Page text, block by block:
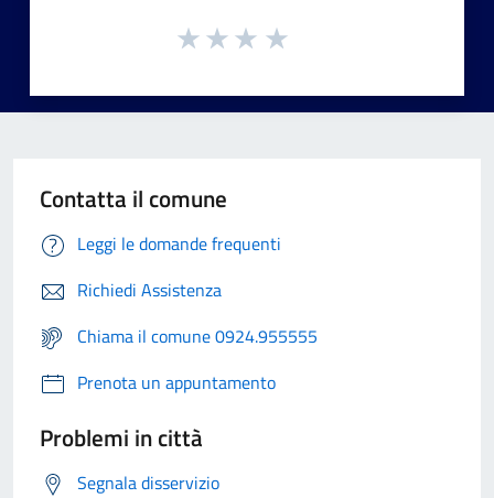
Contatta il comune
Leggi le domande frequenti
Richiedi Assistenza
Chiama il comune 0924.955555
Prenota un appuntamento
Problemi in città
Segnala disservizio